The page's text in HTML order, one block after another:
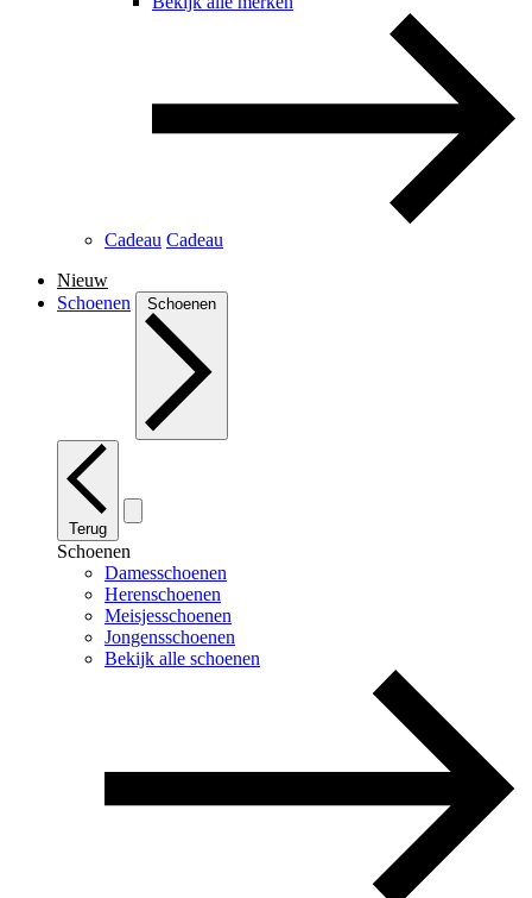
Cadeau Cadeau
Nieuw
Schoenen
Schoenen
Terug
Schoenen
Damesschoenen
Herenschoenen
Meisjesschoenen
Jongensschoenen
Bekijk alle schoenen